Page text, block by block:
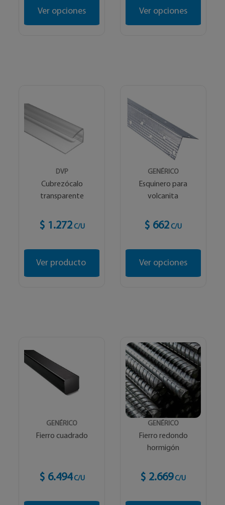
Ver opciones Ver opciones
DVP
Cubrezócalo
transparente
$ 1.272 C/U
Ver producto
GENÉRICO
Esquinero para
volcanita
$ 662 C/U
Ver opciones
GENÉRICO
Fierro cuadrado
$ 6.494 C/U
GENÉRICO
Fierro redondo
hormigón
$ 2.669 C/U